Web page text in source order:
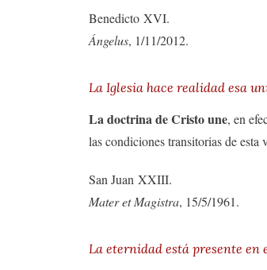
Benedicto XVI.
Ángelus, 1/11/2012.
La Iglesia hace realidad esa
La doctrina de Cristo une, en
las condiciones transitorias de esta
San Juan XXIII.
Mater et Magistra, 15/5/1961.
La eternidad está presente en